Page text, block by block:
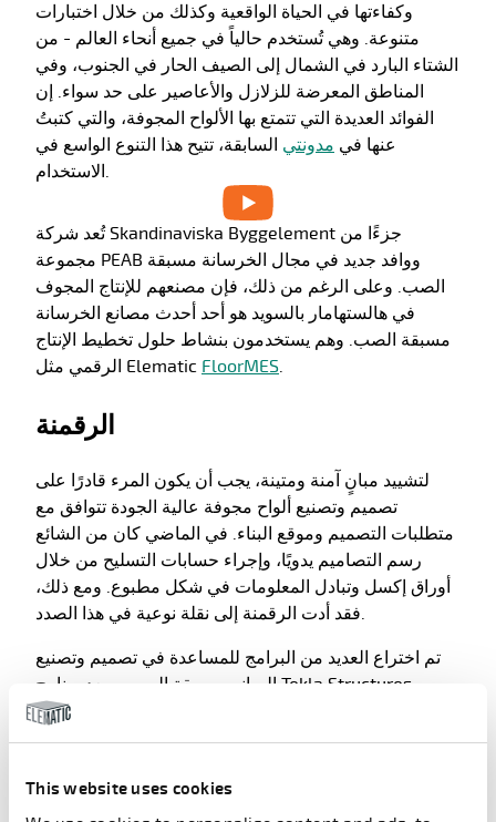
This website uses cookies
وكفاءتها في الحياة الواقعية وكذلك من خلال اختبارات
متنوعة. وهي تُستخدم حالياً في جميع أنحاء العالم - من
الشتاء البارد في الشمال إلى الصيف الحار في الجنوب، وفي
المناطق المعرضة للزلازل والأعاصير على حد سواء. إن
الفوائد العديدة التي تتمتع بها الألواح المجوفة، والتي كتبتُ
عنها في مدونتي السابقة، تتيح هذا التنوع الواسع في
الاستخدام.
تُعد شركة Skandinaviska Byggelement جزءًا من
مجموعة PEAB ووافد جديد في مجال الخرسانة مسبقة
الصب. وعلى الرغم من ذلك، فإن مصنعهم للإنتاج المجوف
في هالستهامار بالسويد هو أحد أحدث مصانع الخرسانة
مسبقة الصب. وهم يستخدمون بنشاط حلول تخطيط الإنتاج
الرقمي مثل Elematic FloorMES.
الرقمنة
لتشييد مبانٍ آمنة ومتينة، يجب أن يكون المرء قادرًا على
تصميم وتصنيع ألواح مجوفة عالية الجودة تتوافق مع
متطلبات التصميم وموقع البناء. في الماضي كان من الشائع
رسم التصاميم يدويًا، وإجراء حسابات التسليح من خلال
أوراق إكسل وتبادل المعلومات في شكل مطبوع. ومع ذلك،
فقد أدت الرقمنة إلى نقلة نوعية في هذا الصدد.
تم اختراع العديد من البرامج للمساعدة في تصميم وتصنيع
المباني مسبقة الصب. ويعد برنامج Tekla Structures،
المستخدم في جميع أنحاء العالم، أحد هذه البرامج. ويشمل
البرنامج التصميم والتفصيل وإدارة المعلومات بدءًا من
والأكثر من ذلك هو أنه متوافق مع البرامج الأخرى التي تدعم